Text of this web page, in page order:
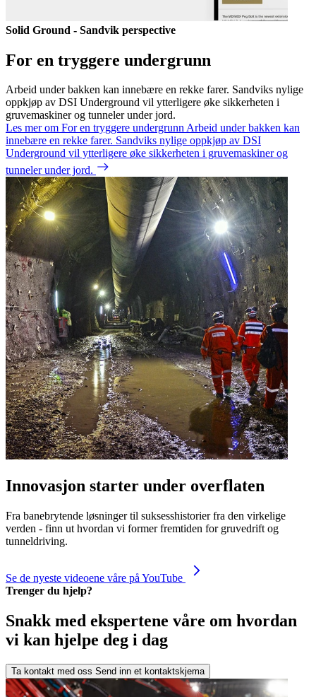
Solid Ground - Sandvik perspective
For en tryggere undergrunn
Arbeid under bakken kan innebære en rekke farer. Sandviks nylige
oppkjøp av DSI Underground vil ytterligere øke sikkerheten i
gruvemaskiner og tunneler under jord.
Les mer om For en tryggere undergrunnArbeid under bakken kan
innebære en rekke farer. Sandviks nylige oppkjøp av DSI
Underground vil ytterligere øke sikkerheten i gruvemaskiner og
tunneler under jord.
Innovasjon starter under overflaten
Fra banebrytende løsninger til suksesshistorier fra den virkelige
verden - finn ut hvordan vi former fremtiden for gruvedrift og
tunneldriving.
Se de nyeste videoene våre på YouTube
Trenger du hjelp?
Snakk med ekspertene våre om hvordan
vi kan hjelpe deg i dag
Ta kontakt med oss Send inn et kontaktskjema